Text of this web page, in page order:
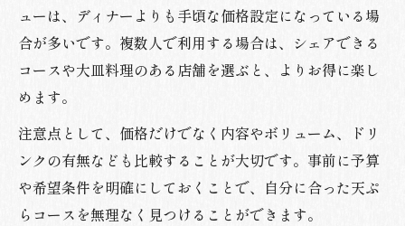
ューは、ディナーよりも手頃な価格設定になっている場
合が多いです。複数人で利用する場合は、シェアできる
コースや大皿料理のある店舗を選ぶと、よりお得に楽し
めます。
注意点として、価格だけでなく内容やボリューム、ドリ
ンクの有無なども比較することが大切です。事前に予算
や希望条件を明確にしておくことで、自分に合った天ぷ
らコースを無理なく見つけることができます。